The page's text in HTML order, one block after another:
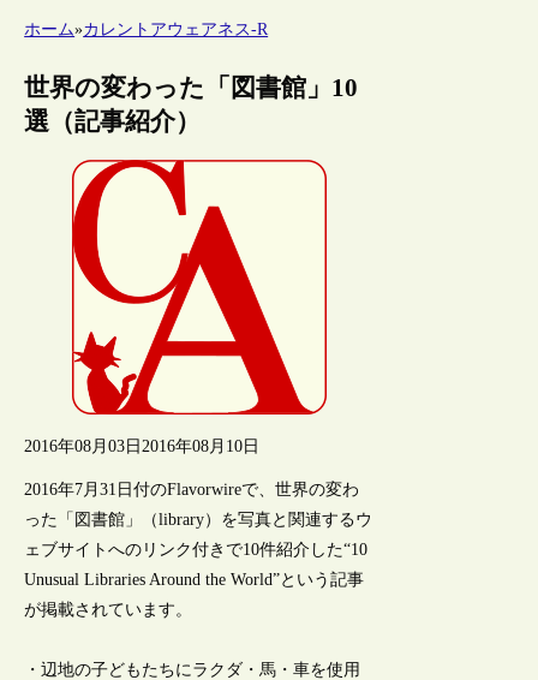
ホーム»カレントアウェアネス-R
世界の変わった「図書館」10
選（記事紹介）
2016年08月03日 2016年08月10日
2016年7月31日付のFlavorwireで、世界の変わ
った「図書館」（library）を写真と関連するウ
ェブサイトへのリンク付きで10件紹介した“10
Unusual Libraries Around the World”という記事
が掲載されています。
・辺地の子どもたちにラクダ・馬・車を使用